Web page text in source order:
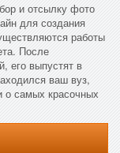
и отсылку фото
для создания
работы
После
его выпустят в
ваш вуз,
о самых красочных